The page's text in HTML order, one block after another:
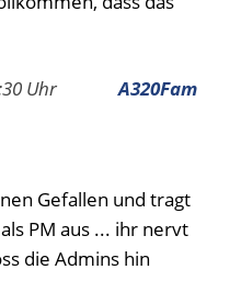
Uhr A320Fam
Gefallen und tragt
PM aus ... ihr nervt
die Admins hin